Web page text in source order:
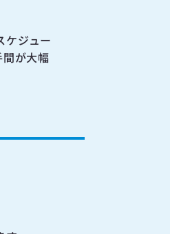
ケジュー
が大幅